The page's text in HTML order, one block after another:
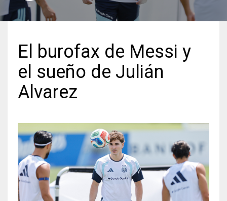
NYJ
3
ATL
24
El burofax de Messi y
el sueño de Julián
Alvarez